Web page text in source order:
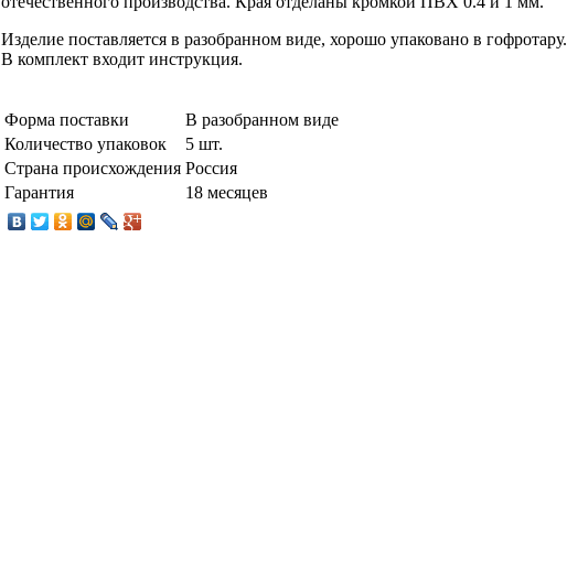
Изделие поставляется в разобранном виде, хорошо упаковано в гофротару.
В комплект входит инструкция.
Форма поставки
В разобранном виде
Количество упаковок
5 шт.
Страна происхождения Россия
Гарантия
18 месяцев